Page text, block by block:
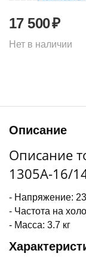
17 500₽
Нет в наличии
Описание
Описание
1305А-16/
- Напряжение:
- Частота на
- Масса: 3.7 кг